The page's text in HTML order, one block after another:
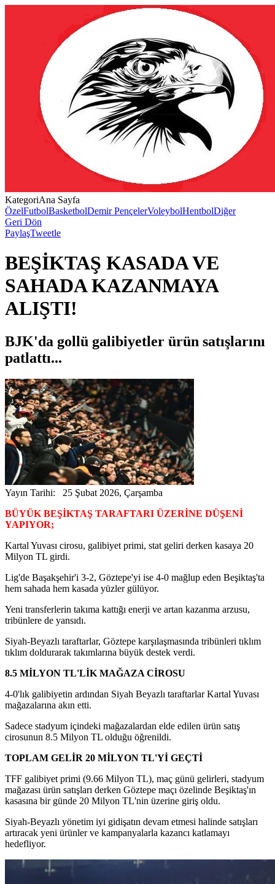
KategoriAna Sayfa
ÖzelFutbolBasketbolDemir PençelerVoleybolHentbolDiğer
Geri Dön
PaylaşTweetle
BEŞİKTAŞ KASADA VE
SAHADA KAZANMAYA
ALIŞTI!
BJK'da gollü galibiyetler ürün satışlarını
patlattı...
Yayın Tarihi: 25 Şubat 2026, Çarşamba
BÜYÜK BEŞİKTAŞ TARAFTARI ÜZERİNE DÜŞENİ
YAPIYOR;
Kartal Yuvası cirosu, galibiyet primi, stat geliri derken kasaya 20
Milyon TL girdi.
Lig'de Başakşehir'i 3-2, Göztepe'yi ise 4-0 mağlup eden Beşiktaş'ta
hem sahada hem kasada yüzler gülüyor.
Yeni transferlerin takıma kattığı enerji ve artan kazanma arzusu,
tribünlere de yansıdı.
Siyah-Beyazlı taraftarlar, Göztepe karşılaşmasında tribünleri tıklım
tıklım doldurarak takımlarına büyük destek verdi.
8.5 MİLYON TL'LİK MAĞAZA CİROSU
4-0'lık galibiyetin ardından Siyah Beyazlı taraftarlar Kartal Yuvası
mağazalarına akın etti.
Sadece stadyum içindeki mağazalardan elde edilen ürün satış
cirosunun 8.5 Milyon TL olduğu öğrenildi.
TOPLAM GELİR 20 MİLYON TL'Yİ GEÇTİ
TFF galibiyet primi (9.66 Milyon TL), maç günü gelirleri, stadyum
mağazası ürün satışları derken Göztepe maçı özelinde Beşiktaş'ın
kasasına bir günde 20 Milyon TL'nin üzerine giriş oldu.
Siyah-Beyazlı yönetim iyi gidişatın devam etmesi halinde satışları
artıracak yeni ürünler ve kampanyalarla kazancı katlamayı
hedefliyor.